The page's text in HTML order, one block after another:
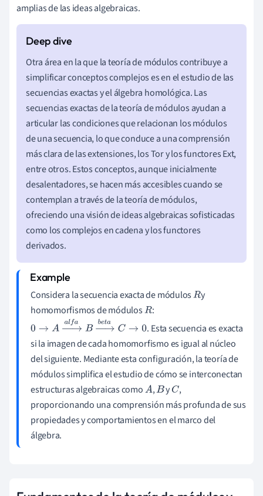
amplias de las ideas algebraicas.
Otra área en la que la teoría de módulos contribuye a
simplificar conceptos complejos es en el estudio de las
secuencias exactas y el álgebra homológica. Las
secuencias exactas de la teoría de módulos ayudan a
articular las condiciones que relacionan los módulos
de una secuencia, lo que conduce a una comprensión
más clara de las extensiones, los Tor y los functores Ext,
entre otros. Estos conceptos, aunque inicialmente
desalentadores, se hacen más accesibles cuando se
contemplan a través de la teoría de módulos,
ofreciendo una visión de ideas algebraicas sofisticadas
como los complejos en cadena y los functores
derivados.
Considera la secuencia exacta de módulosR y
homomorfismos de módulosR :
0→A→alf aB→b etaC→0
. Esta secuencia es exacta
si la imagen de cada homomorfismo es igual al núcleo
del siguiente. Mediante esta configuración, la teoría de
módulos simplifica el estudio de cómo se interconectan
estructuras algebraicas comoA ,B yC ,
proporcionando una comprensión más profunda de sus
propiedades y comportamientos en el marco del
álgebra.